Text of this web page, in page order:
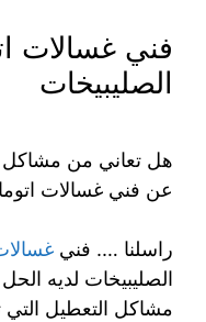
فني غسالات
الصليبيخات
هل تعاني من مشاكل
عن فني غسالات
راسلنا …. فني
الصليبيخات لديه
مشاكل التعطيل التي